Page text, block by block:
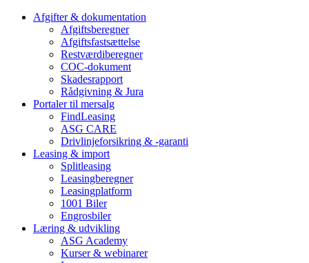
Afgifter & dokumentation
Afgiftsberegner
Afgiftsfastsættelse
Restværdiberegner
COC-dokument
Skadesrapport
Rådgivning & Jura
Portaler til mersalg
FindLeasing
ASG CARE
Drivlinjeforsikring & -garanti
Leasing & import
Splitleasing
Leasingberegner
Leasingplatform
1001 Biler
Engrosbiler
Læring & udvikling
ASG Academy
Kurser & webinarer